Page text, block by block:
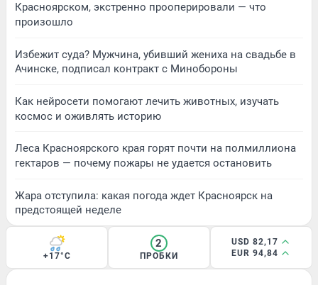
Красноярском, экстренно прооперировали — что
произошло
Избежит суда? Мужчина, убивший жениха на свадьбе в
Ачинске, подписал контракт с Минобороны
Как нейросети помогают лечить животных, изучать
космос и оживлять историю
Леса Красноярского края горят почти на полмиллиона
гектаров — почему пожары не удается остановить
Жара отступила: какая погода ждет Красноярск на
предстоящей неделе
+17°C
2
ПРОБКИ
USD 82,17
EUR 94,84